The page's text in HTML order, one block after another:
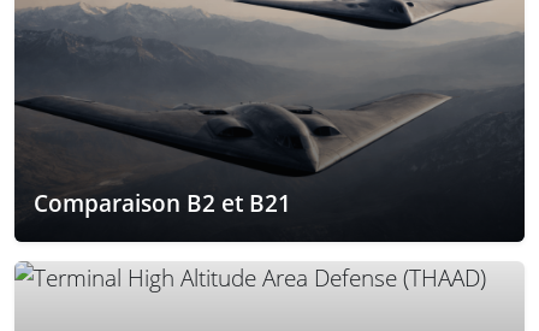
Comparaison B2 et B21